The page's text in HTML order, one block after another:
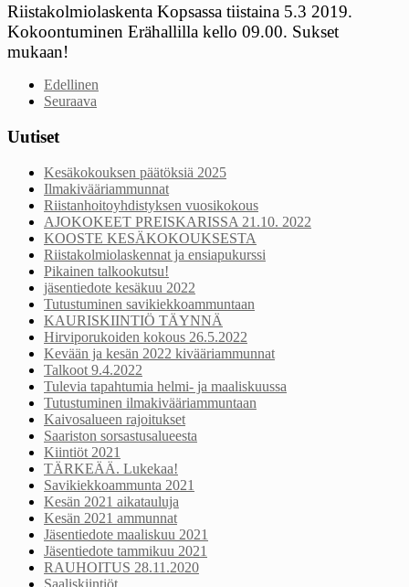
Riistakolmiolaskenta Kopsassa tiistaina 5.3 2019.
Kokoontuminen Erähallilla kello 09.00. Sukset
mukaan!
Edellinen
Seuraava
Uutiset
Kesäkokouksen päätöksiä 2025
Ilmakivääriammunnat
Riistanhoitoyhdistyksen vuosikokous
AJOKOKEET PREISKARISSA 21.10. 2022
KOOSTE KESÄKOKOUKSESTA
Riistakolmiolaskennat ja ensiapukurssi
Pikainen talkookutsu!
jäsentiedote kesäkuu 2022
Tutustuminen savikiekkoammuntaan
KAURISKIINTIÖ TÄYNNÄ
Hirviporukoiden kokous 26.5.2022
Kevään ja kesän 2022 kivääriammunnat
Talkoot 9.4.2022
Tulevia tapahtumia helmi- ja maaliskuussa
Tutustuminen ilmakivääriammuntaan
Kaivosalueen rajoitukset
Saariston sorsastusalueesta
Kiintiöt 2021
TÄRKEÄÄ. Lukekaa!
Savikiekkoammunta 2021
Kesän 2021 aikatauluja
Kesän 2021 ammunnat
Jäsentiedote maaliskuu 2021
Jäsentiedote tammikuu 2021
RAUHOITUS 28.11.2020
Saaliskiintiöt